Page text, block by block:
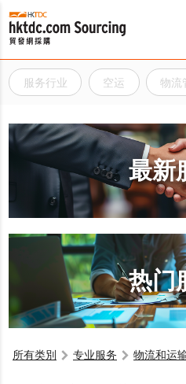
服务行业 空运 物流
最新
热门
所有类別 专业服务 物流和运